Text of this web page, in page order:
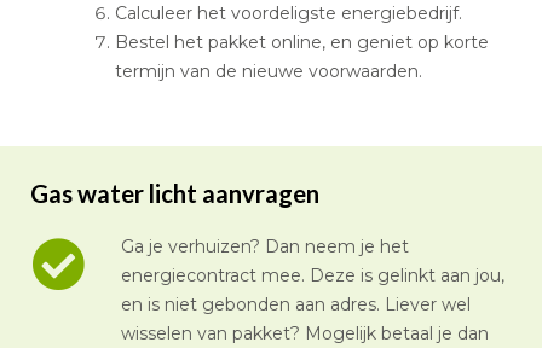
Calculeer het voordeligste energiebedrijf.
Bestel het pakket online, en geniet op korte
termijn van de nieuwe voorwaarden.
Gas water licht aanvragen
Ga je verhuizen? Dan neem je het
energiecontract mee. Deze is gelinkt aan jou,
en is niet gebonden aan adres. Liever wel
wisselen van pakket? Mogelijk betaal je dan